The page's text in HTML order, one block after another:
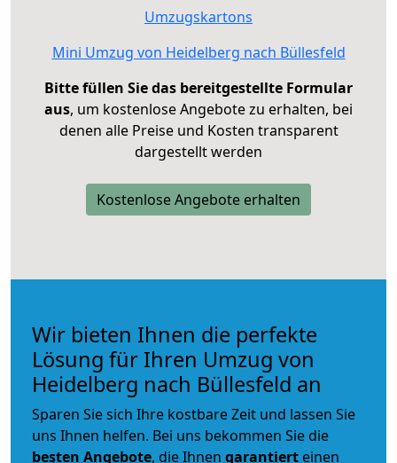
Umzugskartons
Mini Umzug von Heidelberg nach Büllesfeld
Bitte füllen Sie das bereitgestellte Formular
aus, um kostenlose Angebote zu erhalten, bei
denen alle Preise und Kosten transparent
dargestellt werden
Kostenlose Angebote erhalten
Wir bieten Ihnen die perfekte
Lösung für Ihren Umzug von
Heidelberg nach Büllesfeld an
Sparen Sie sich Ihre kostbare Zeit und lassen Sie
uns Ihnen helfen. Bei uns bekommen Sie die
besten Angebote, die Ihnen garantiert einen